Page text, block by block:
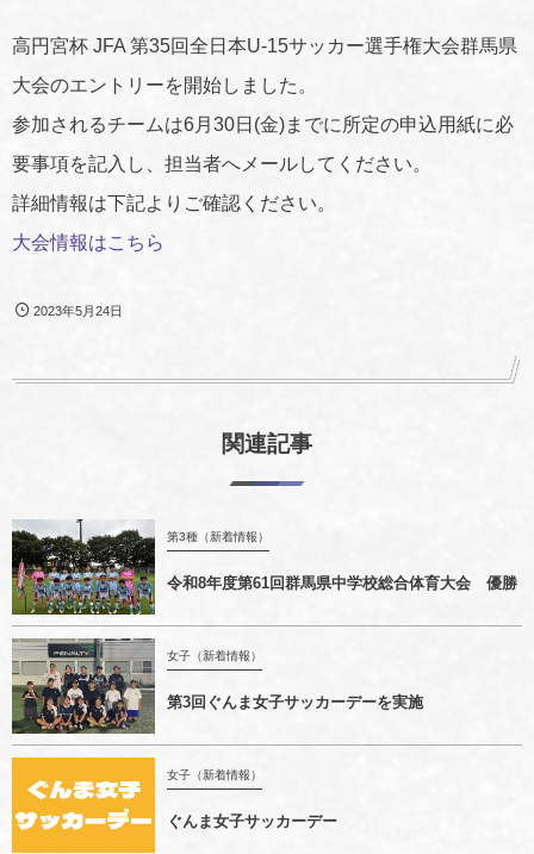
高円宮杯 JFA 第35回全日本U-15サッカー選手権大会群馬県
大会のエントリーを開始しました。
参加されるチームは6月30日(金)までに所定の申込用紙に必
要事項を記入し、担当者へメールしてください。
詳細情報は下記よりご確認ください。
大会情報はこちら
2023年5月24日
関連記事
第3種（新着情報）
令和8年度第61回群馬県中学校総合体育大会 優勝
女子（新着情報）
第3回ぐんま女子サッカーデーを実施
女子（新着情報）
ぐんま女子サッカーデー